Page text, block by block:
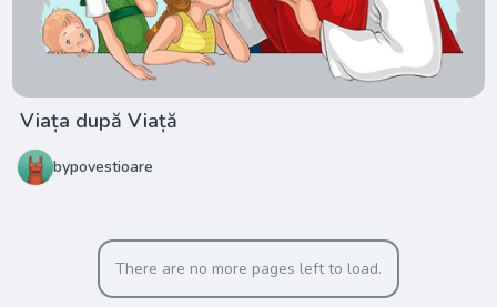
Viața după Viață
bypovestioare
There are no more pages left to load.